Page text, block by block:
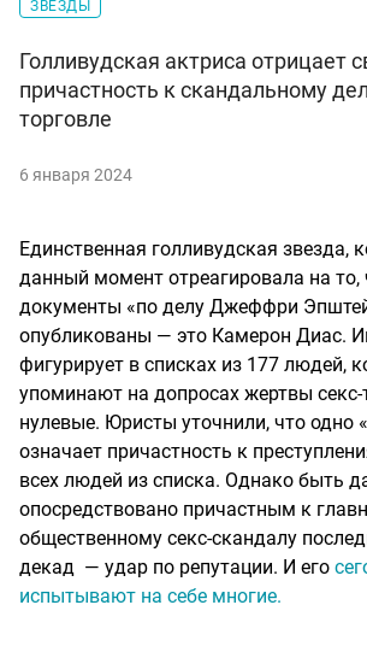
ЗВЕЗДЫ
Голливудская актриса отрицает
причастность к скандальному
торговле
6 января 2024
Единственная голливудская звезда,
данный момент отреагировала на то,
документы «по делу Джеффри
опубликованы — это Камерон Диас.
фигурирует в списках из 177 людей,
упоминают на допросах жертвы секс-
нулевые. Юристы уточнили, что одно
означает причастность к
всех людей из списка. Однако быть
опосредствовано причастным к
общественному секс-скандалу
декад — удар по репутации. И его
испытывают на себе многие.